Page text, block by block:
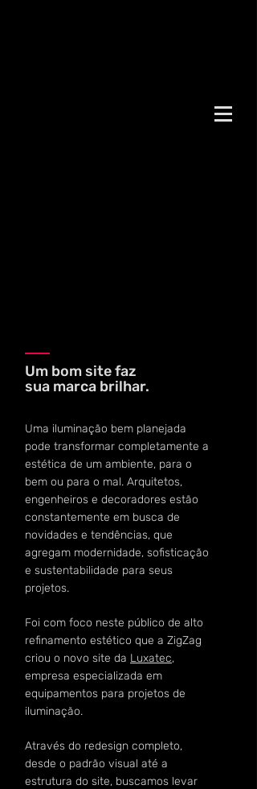
Um bom site faz
sua marca brilhar.
Uma iluminação bem planejada
pode transformar completamente a
estética de um ambiente, para o
bem ou para o mal. Arquitetos,
engenheiros e decoradores estão
constantemente em busca de
novidades e tendências, que
agregam modernidade, sofisticação
e sustentabilidade para seus
projetos.
Foi com foco neste público de alto
refinamento estético que a ZigZag
criou o novo site da Luxatec,
empresa especializada em
equipamentos para projetos de
iluminação.
Através do redesign completo,
desde o padrão visual até a
estrutura do site, buscamos levar